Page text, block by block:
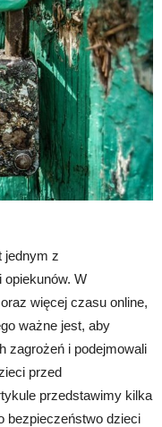
jednym z
W
więcej czasu online,
ważne jest, aby
zagrożeń i podejmowali
przed
przedstawimy kilka
bezpieczeństwo dzieci